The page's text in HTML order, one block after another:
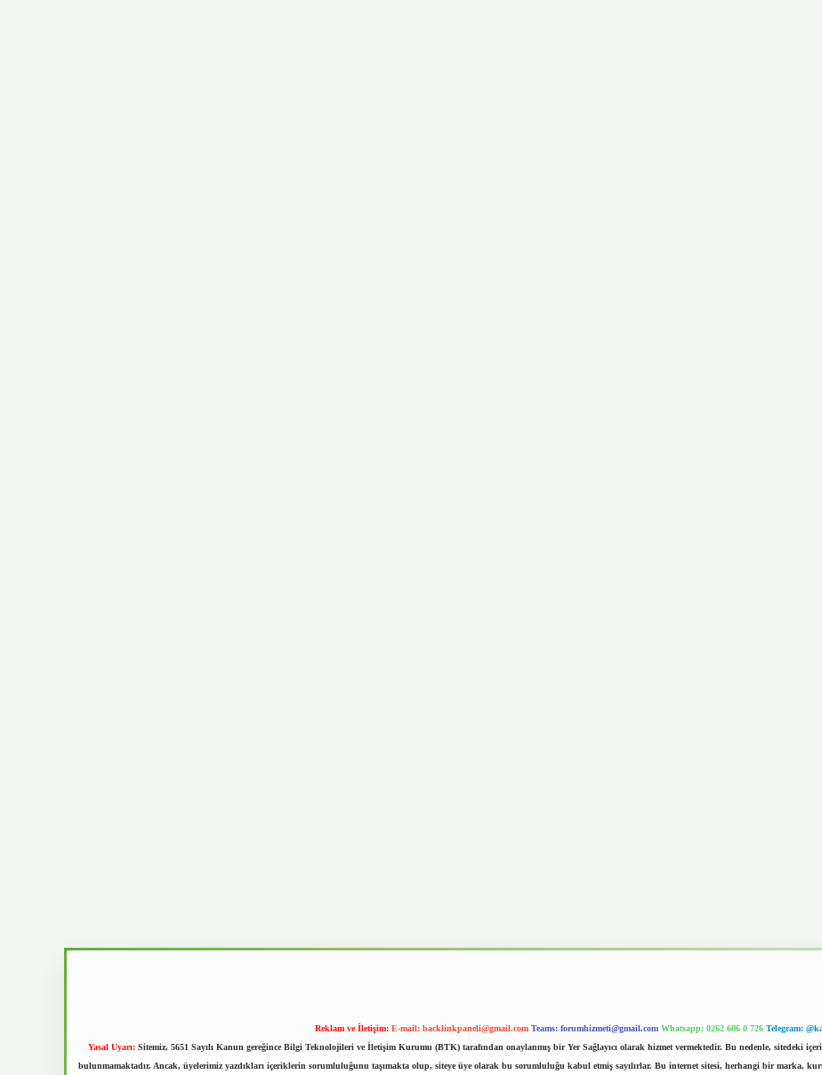
Reklam ve İletişim: E-mail: backlinkpaneli@gmail.com Teams: forumhizmeti@gmail.com Whatsapp: 0262 606 0 726 Telegram:
Yasal Uyarı: Sitemiz, 5651 Sayılı Kanun gereğince Bilgi Teknolojileri ve İletişim Kurumu (BTK) tarafından onaylanmış bir Yer Sağlayıcı olarak hizmet vermektedir. Bu nedenle, sitedeki
bulunmamaktadır. Ancak, üyelerimiz yazdıkları içeriklerin sorumluluğunu taşımakta olup, siteye üye olarak bu sorumluluğu kabul etmiş sayılırlar. Bu internet sitesi, herhangi bir marka,